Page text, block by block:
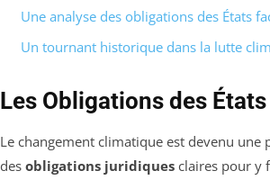
Une analyse des obligations des États
Un tournant historique dans la lutte
Les Obligations des
Le changement climatique est devenu
des obligations juridiques claires pour y